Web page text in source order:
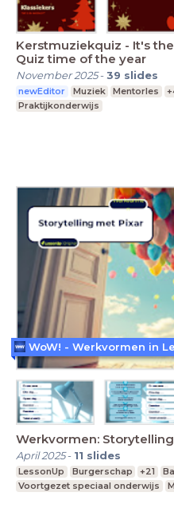
Kerstmuziekquiz - It's
Quiz time of the year
November 2025-39 slides
newEditor Muziek Mentorles
Praktijkonderwijs
Werkvormen:
April 2025- 11 slides
LessonUp Burgerschap +21
Voortgezet speciaal onderwijs
WoW! - Werkvormen in